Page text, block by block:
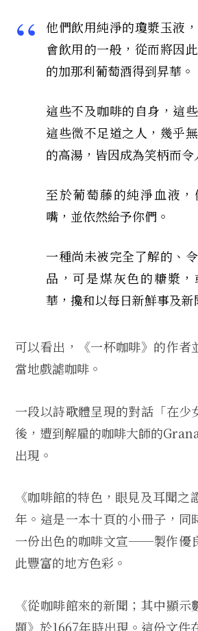
他們飲用純淨的瓊漿玉液
會飲用的一般，從而將因
的加那利葡萄酒得到昇華。
這些不及咖啡的自身，這
這些微不足道之人，幾乎
的高湯，皆因成為笑柄而令
至於葡萄藤的純淨血液
嘴，並依然給予你們。
一種尚未被完全了解的、
品，可是煤灰色的糖漿
華，攙和以每日新鮮事及新
可以看出，《一杯咖啡》的作者
當地戲謔咖啡。
一段以詩歌體呈現的對話「在少
後，遭到解雇的咖啡大師的
出現。
《咖啡館的特色，眼見及耳聞之
年。這是一本十頁的小冊子，同
一份出色的咖啡文宣──製作優
此豐富的地方色彩。
《從咖啡館來的新聞；其中顯
題》於1667年時出現。這份文件